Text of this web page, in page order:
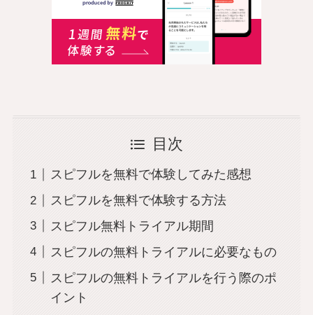
目次
スピフルを無料で体験してみた感想
スピフルを無料で体験する方法
スピフル無料トライアル期間
スピフルの無料トライアルに必要なもの
スピフルの無料トライアルを行う際のポ
イント